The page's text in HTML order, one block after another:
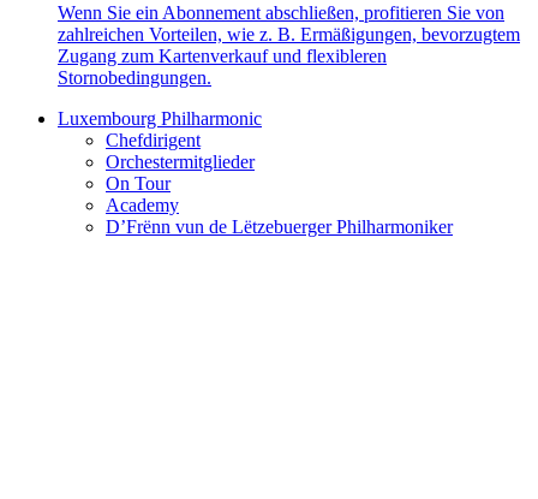
Wenn Sie ein Abonnement abschließen, profitieren Sie von
zahlreichen Vorteilen, wie z. B. Ermäßigungen, bevorzugtem
Zugang zum Kartenverkauf und flexibleren
Stornobedingungen.
Luxembourg Philharmonic
Chefdirigent
Orchestermitglieder
On Tour
Academy
D’Frënn vun de Lëtzebuerger Philharmoniker